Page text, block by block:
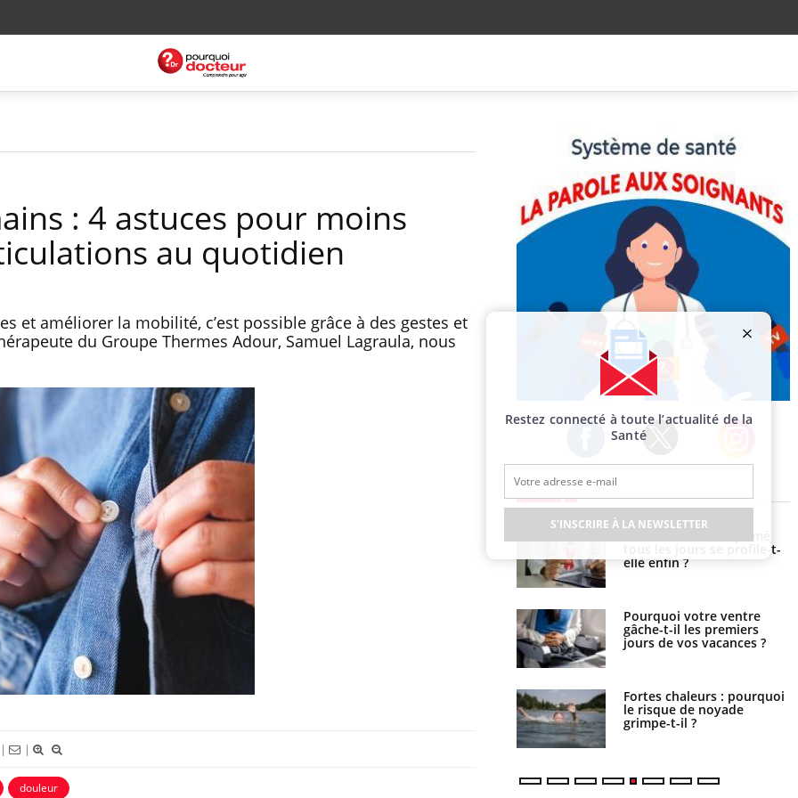
: 4 astuces pour moins
au quotidien
et améliorer la mobilité, c’est possible grâce à des gestes et
du Groupe Thermes Adour, Samuel Lagraula, nous
| |
douleur
Facebook Twitter Instagram
EN DIRECT
Toujours connectés :
comment le travail
empiète de plus en plus
sur nos soirées
Cancer colorectal : une
stratégie simple aurait
changé la donne au Pays
basque
Chikungunya, dengue,
tous les jours se profile-t-
elle enfin ?
Pourquoi votre ventre
gâche-t-il les premiers
jours de vos vacances ?
Fortes chaleurs : pourquoi
le risque de noyade
grimpe-t-il ?
Restez connecté à toute l’actualité de la
Santé
S'INSCRIRE À LA NEWSLETTER